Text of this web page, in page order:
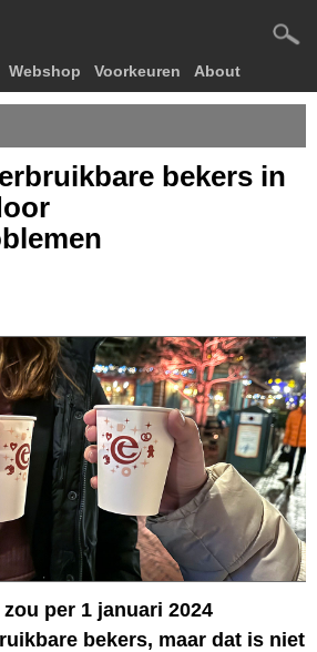
Webshop Voorkeuren About
bekers in
per 1 januari 2024
bekers, maar dat is niet